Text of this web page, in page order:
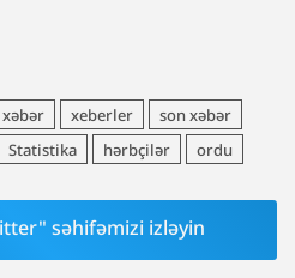
xəbər xeberler
son xəbər
Statistika hərbçilər ordu
səhifəmizi izləyin